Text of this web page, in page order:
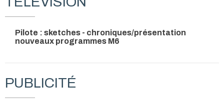
Pilote : sketches - chroniques/présentation
nouveaux programmes M6
PUBLICITÉ